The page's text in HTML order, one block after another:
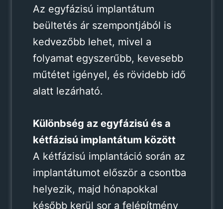
Az egyfázisú implantátum
beültetés ár szempontjából is
kedvezőbb lehet, mivel a
folyamat egyszerűbb, kevesebb
műtétet igényel, és rövidebb idő
alatt lezárható.
Különbség az egyfázisú és a
kétfázisú implantátum között
A kétfázisú implantáció során az
implantátumot először a csontba
helyezik, majd hónapokkal
később kerül sor a felépítmény